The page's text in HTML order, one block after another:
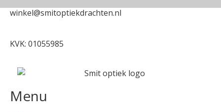
winkel@smitoptiekdrachten.nl
KVK: 01055985
Menu